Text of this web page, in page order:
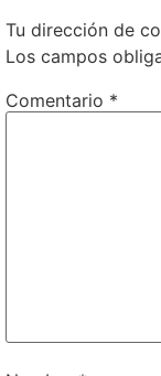
Tu dirección de
Los campos
Comentario *